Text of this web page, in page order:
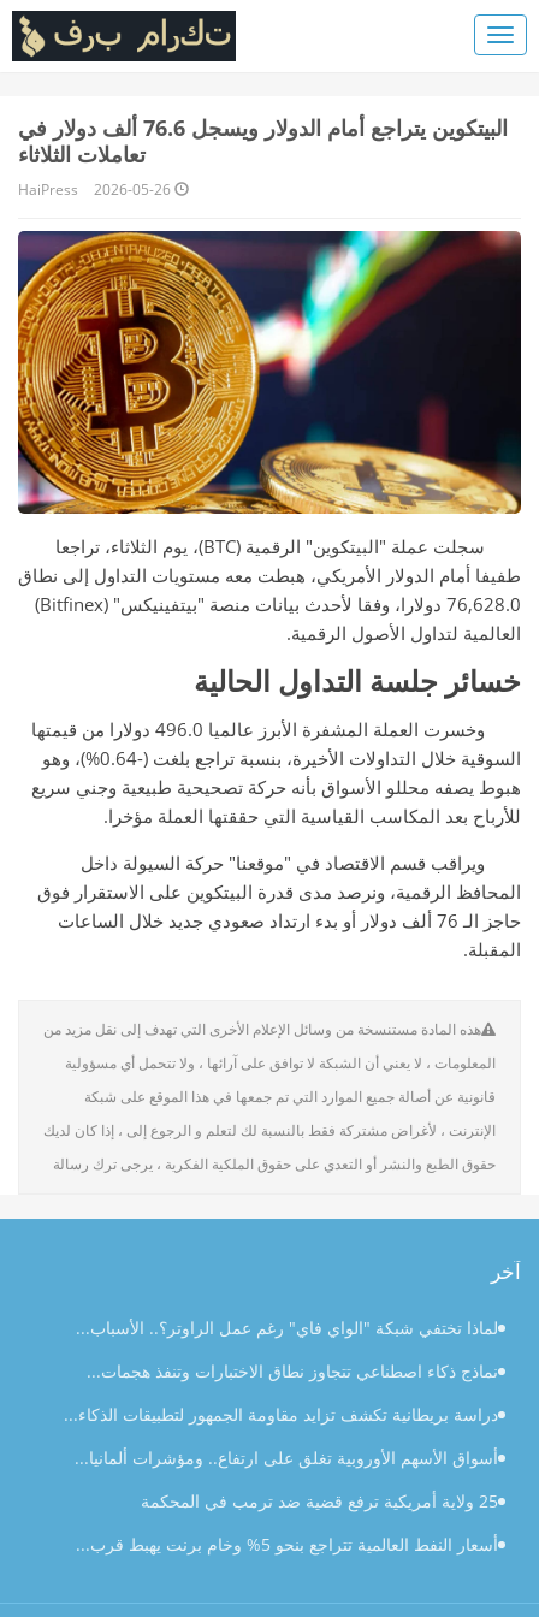
البيتكوين يتراجع أمام الدولار ويسجل 76.6 ألف دولار في
تعاملات الثلاثاء
2026-05-26
HaiPress
سجلت عملة "البيتكوين" الرقمية (BTC)، يوم الثلاثاء، تراجعا
طفيفا أمام الدولار الأمريكي، هبطت معه مستويات التداول إلى نطاق
76,628.0 دولارا، وفقا لأحدث بيانات منصة "بيتفينيكس" (Bitfinex)
العالمية لتداول الأصول الرقمية.
خسائر جلسة التداول الحالية
وخسرت العملة المشفرة الأبرز عالميا 496.0 دولارا من قيمتها
السوقية خلال التداولات الأخيرة، بنسبة تراجع بلغت (-0.64%)، وهو
هبوط يصفه محللو الأسواق بأنه حركة تصحيحية طبيعية وجني سريع
للأرباح بعد المكاسب القياسية التي حققتها العملة مؤخرا.
ويراقب قسم الاقتصاد في "موقعنا" حركة السيولة داخل
المحافظ الرقمية، ونرصد مدى قدرة البيتكوين على الاستقرار فوق
حاجز الـ 76 ألف دولار أو بدء ارتداد صعودي جديد خلال الساعات
المقبلة.
هذه المادة مستنسخة من وسائل الإعلام الأخرى التي تهدف إلى نقل مزيد من
المعلومات ، لا يعني أن الشبكة لا توافق على آرائها ، ولا تتحمل أي مسؤولية
قانونية عن أصالة جميع الموارد التي تم جمعها في هذا الموقع على شبكة
الإنترنت ، لأغراض مشتركة فقط بالنسبة لك لتعلم و الرجوع إلى ، إذا كان لديك
حقوق الطبع والنشر أو التعدي على حقوق الملكية الفكرية ، يرجى ترك رسالة
آخر
لماذا تختفي شبكة "الواي فاي" رغم عمل الراوتر؟.. الأسباب...
نماذج ذكاء اصطناعي تتجاوز نطاق الاختبارات وتنفذ هجمات...
دراسة بريطانية تكشف تزايد مقاومة الجمهور لتطبيقات الذكاء...
أسواق الأسهم الأوروبية تغلق على ارتفاع.. ومؤشرات ألمانيا...
25 ولاية أمريكية ترفع قضية ضد ترمب في المحكمة
أسعار النفط العالمية تتراجع بنحو 5% وخام برنت يهبط قرب...